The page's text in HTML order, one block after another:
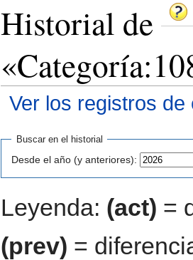
Historial de
Ver los registros de
Buscar en el historial
Desde el año (y anteriores):
Leyenda: (act) =
(prev) =